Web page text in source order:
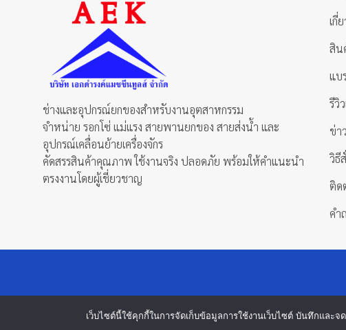
ช่างและอุปกรณ์ยกของสำหรับงานอุตสาหกรรม
จำหน่าย รอกโซ่ แม่แรง สายพานยกของ สายส่งน้ำ และ
อุปกรณ์เคลื่อนย้ายเครื่องจักร
คัดสรรสินค้าคุณภาพ ใช้งานจริง ปลอดภัย พร้อมให้คำแนะนำ
ตรงงานโดยผู้เชี่ยวชาญ
เกี่
สิน
แบ
รีวิ
ข่า
วิธี
ติด
คำ
เว็บไซต์นี้ใช้คุกกี้ในการจัดเก็บข้อมูลการใช้งานเว็บไซต์ บันทึกและ